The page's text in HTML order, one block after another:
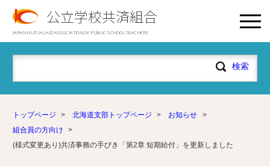
公立学校共済組合
JAPAN MUTUAL AID ASSOCIATION OF PUBLIC SCHOOL TEACHERS
トップページ > 北海道支部トップページ > お知らせ
>
組合員の方向け
>
(様式変更あり)共済事務の手びき「第2章 短期給付」を更新しました